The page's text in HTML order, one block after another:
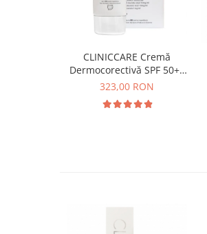
CLINICCARE Cremă
Dermocorectivă SPF 50++
- 35ml
323,00 RON